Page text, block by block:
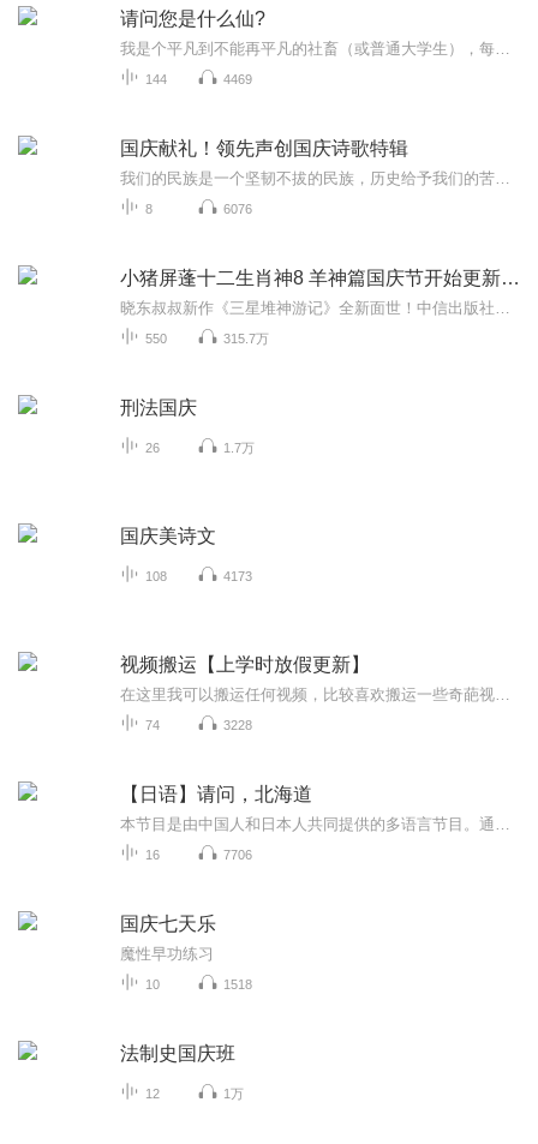
请问您是什么仙?
144 4469
国庆献礼！领先声创国庆诗歌特辑
8 6076
小猪屏蓬十二生肖神8 羊神篇国庆节开始更新啦！
550 315.7万
刑法国庆
26 1.7万
国庆美诗文
108 4173
视频搬运【上学时放假更新】
74 3228
【日语】请问，北海道
16 7706
国庆七天乐
魔性早功练习
10 1518
法制史国庆班
12 1万